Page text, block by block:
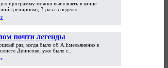
программу можно выполнять в конце
тренировки, 3 раза в неделю.
почти легенды
раз, когда было об А.Емельяненко и
Денисове, уже было с...